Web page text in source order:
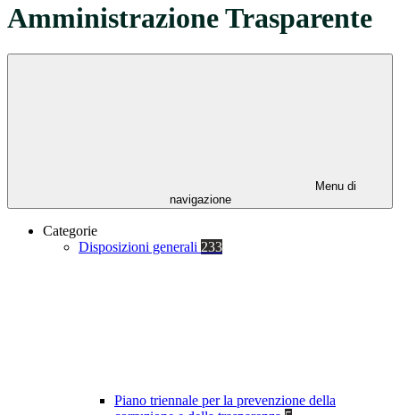
Amministrazione Trasparente
Menu di
navigazione
Categorie
Disposizioni generali 233
Piano triennale per la prevenzione della